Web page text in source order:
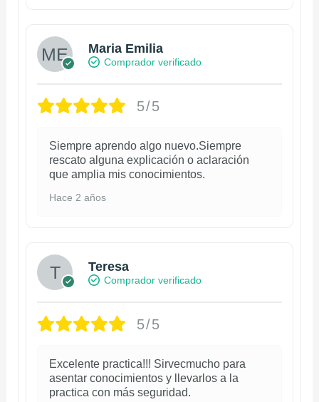
Maria Emilia
Comprador verificado
5/5
Siempre aprendo algo nuevo.Siempre
rescato alguna explicación o aclaración
que amplia mis conocimientos.
Hace 2 años
Teresa
Comprador verificado
5/5
Excelente practica!!! Sirvecmucho para
asentar conocimientos y llevarlos a la
practica con más seguridad.